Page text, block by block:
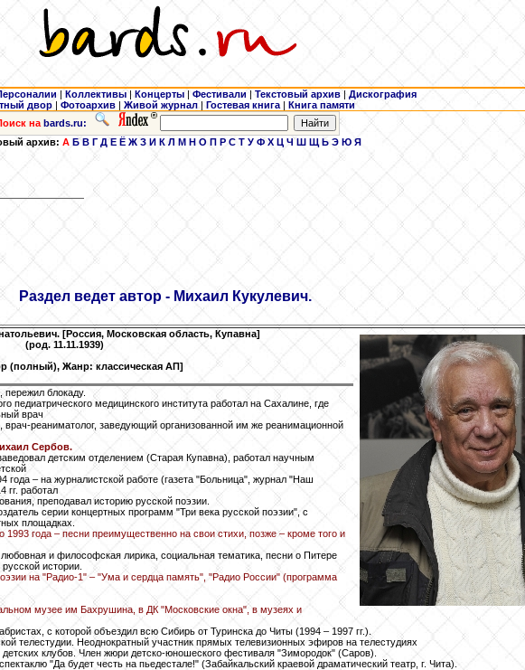
| Коллективы | Концерты | Фестивали | Текстовый архив | Дискография
двор | Фотоархив | Живой журнал | Гостевая книга | Книга памяти
на bards.ru:
архив: А Б В Г Д Е Ё Ж З И К Л М Н О П Р С Т У Ф Х Ц Ч Ш Щ Ь Э Ю Я
Раздел ведет автор - Михаил Кукулевич.
[Россия, Московская область, Купавна]
(род. 11.11.1939)
(полный), Жанр: классическая АП]
пережил блокаду.
педиатрического медицинского института работал на Сахалине, где
врач
реаниматолог, заведующий организованной им же реанимационной
Сербов.
детским отделением (Старая Купавна), работал научным
года – на журналистской работе (газета "Больница", журнал "Наш
гг. работал
преподавал историю русской поэзии.
серии концертных программ "Три века русской поэзии", с
площадках.
1993 года – песни преимущественно на свои стихи, позже – кроме того и
и философская лирика, социальная тематика, песни о Питере
истории.
на "Радио-1" – "Ума и сердца память", "Радио России" (программа
музее им Бахрушина, в ДК "Московские окна", в музеях и
с которой объездил всю Сибирь от Туринска до Читы (1994 – 1997 гг.).
телестудии. Неоднократный участник прямых телевизионных эфиров на телестудиях
клубов. Член жюри детско-юношеского фестиваля "Зимородок" (Саров).
"Да будет честь на пьедестале!" (Забайкальский краевой драматический театр, г. Чита).